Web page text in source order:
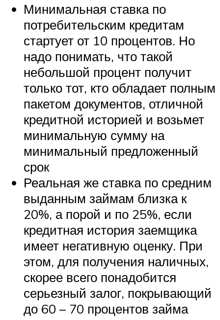
Минимальная ставка по
потребительским кредитам
стартует от 10 процентов. Но
надо понимать, что такой
небольшой процент получит
только тот, кто обладает полным
пакетом документов, отличной
кредитной историей и возьмет
минимальную сумму на
минимальный предложенный
срок
Реальная же ставка по средним
выданным займам близка к
20%, а порой и по 25%, если
кредитная история заемщика
имеет негативную оценку. При
этом, для получения наличных,
скорее всего понадобится
серьезный залог, покрывающий
до 60 – 70 процентов займа